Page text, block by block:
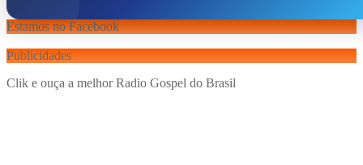
Estamos no Facebook
Publicidades
Clik e ouça a melhor Radio Gospel do Brasil